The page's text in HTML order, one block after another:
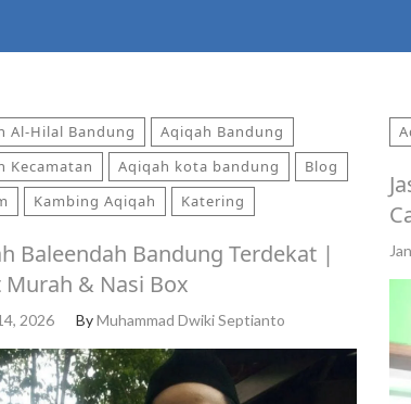
Al-Hilal Bandung
Aqiqah Bandung
Kecamatan
Aqiqah kota bandung
Blog
Kambing Aqiqah Katering
Baleendah Bandung Terdekat |
Murah & Nasi Box
2026 ByMuhammad Dwiki Septianto